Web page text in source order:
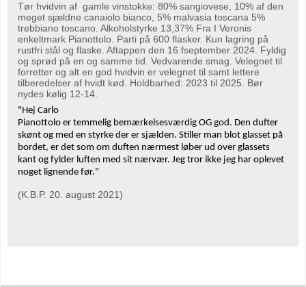
Tør hvidvin af gamle vinstokke: 80% sangiovese, 10% af den
meget sjældne canaiolo bianco, 5% malvasia toscana 5%
trebbiano toscano. Alkoholstyrke 13,37% Fra I Veronis
enkeltmark Pianottolo. Parti på 600 flasker. Kun lagring på
rustfri stål og flaske. Aftappen den 16 fseptember 2024. Fyldig
og sprød på en og samme tid. Vedvarende smag. Velegnet til
forretter og alt en god hvidvin er velegnet til samt lettere
tilberedelser af hvidt kød. Holdbarhed: 2023 til 2025. Bør
nydes kølig 12-14.
"Hej Carlo
Pianottolo er temmelig bemærkelsesværdig OG god. Den dufter
skønt og med en styrke der er sjælden. Stiller man blot glasset på
bordet, er det som om duften nærmest løber ud over glassets
kant og fylder luften med sit nærvær. Jeg tror ikke jeg har oplevet
noget lignende før."
(K.B.P. 20. august 2021)